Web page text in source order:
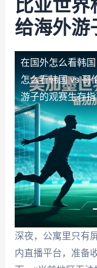
比亚世界
给海外游
在国外怎么看韩
怎么看韩国 vs 哥
游子的观赛生存
深夜，公寓里只有
内直播平台，准备